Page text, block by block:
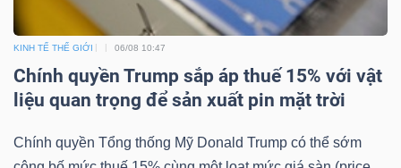
KINH TẾ THẾ GIỚI 06/08 10:47
Chính quyền Trump sắp áp thuế 15% với vật
liệu quan trọng để sản xuất pin mặt trời
Chính quyền Tổng thống Mỹ Donald Trump có thể sớm